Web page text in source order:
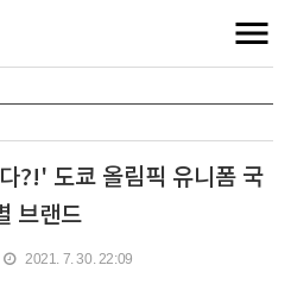
?!' 도쿄 올림픽 유니폼 국
브랜드
2021. 7. 30. 22:09